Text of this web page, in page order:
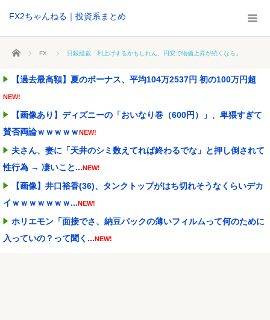
FX2ちゃんねる｜投資系まとめ
ホーム FX 日銀総裁「利上げするかもしれん、円安で物価上昇が続くなら」
【過去最高額】夏のボーナス、平均104万2537円 初の100万円超
NEW!
【画像あり】ディズニーの「おいなり巻（600円）」、卑猥すぎて
賛否両論ｗｗｗｗｗNEW!
夫さん、妻に「天井のシミ数えてれば終わるでな」と押し倒されて
性行為 → 凄いこと...NEW!
【画像】井口裕香(36)、タンクトップがはち切れそうなくらいデカ
イｗｗｗｗｗｗｗ...NEW!
ホリエモン「面接でさ、納豆パックの薄いフィルムって何のために
入っていの？って聞く...NEW!